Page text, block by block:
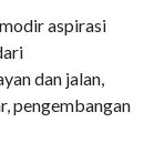
aspirasi
dan jalan,
pengembangan